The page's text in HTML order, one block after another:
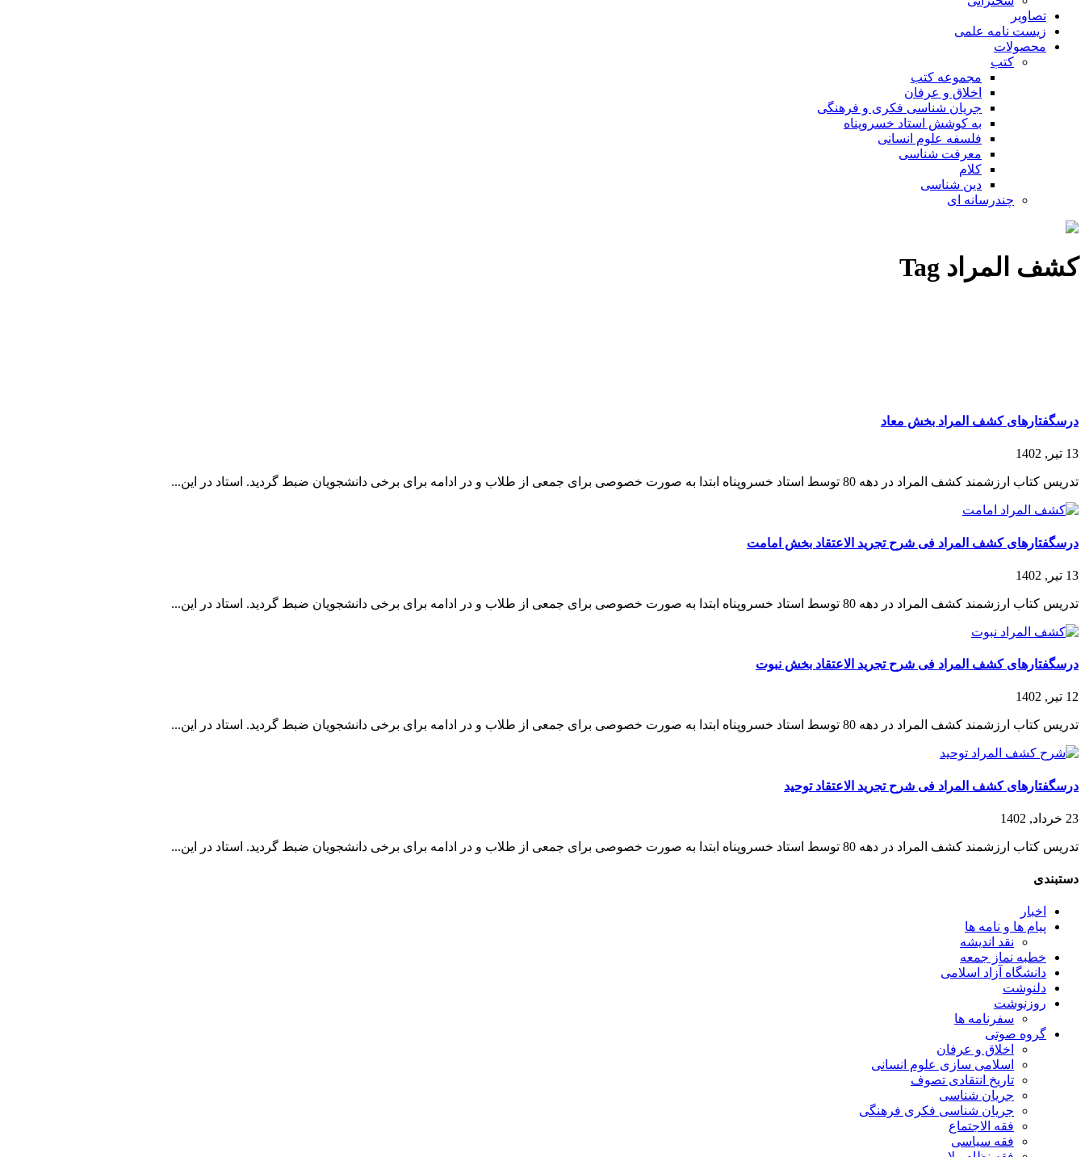
تصاویر
زیست نامه علمی
محصولات
کتب
مجموعه کتب
اخلاق و عرفان
جریان شناسی فکری و فرهنگی
به کوشش استاد خسروپناه
فلسفه علوم انسانی
معرفت شناسی
کلام
دین شناسی
چندرسانه ای
کشف المراد Tag
درسگفتارهای کشف المراد بخش معاد
13 تیر, 1402
تدریس کتاب ارزشمند کشف المراد در دهه 80 توسط استاد خسروپناه ابتدا به صورت خصوصی برای جمعی از طلاب و در ادامه برای برخی دانشجویان ضبط گردید. استاد در این...
درسگفتارهای کشف المراد فی شرح تجرید الاعتقاد بخش امامت
13 تیر, 1402
تدریس کتاب ارزشمند کشف المراد در دهه 80 توسط استاد خسروپناه ابتدا به صورت خصوصی برای جمعی از طلاب و در ادامه برای برخی دانشجویان ضبط گردید. استاد در این...
درسگفتارهای کشف المراد فی شرح تجرید الاعتقاد بخش نبوت
12 تیر, 1402
تدریس کتاب ارزشمند کشف المراد در دهه 80 توسط استاد خسروپناه ابتدا به صورت خصوصی برای جمعی از طلاب و در ادامه برای برخی دانشجویان ضبط گردید. استاد در این...
درسگفتارهای کشف المراد فی شرح تجرید الاعتقاد توحید
23 خرداد, 1402
تدریس کتاب ارزشمند کشف المراد در دهه 80 توسط استاد خسروپناه ابتدا به صورت خصوصی برای جمعی از طلاب و در ادامه برای برخی دانشجویان ضبط گردید. استاد در این...
دستبندی
اخبار
پیام ها و نامه ها
نقد اندیشه
خطبه نماز جمعه
دانشگاه آزاد اسلامی
دلنوشت
روزنوشت
سفرنامه ها
گروه صوتی
اخلاق و عرفان
اسلامی سازی علوم انسانی
تاریخ انتقادی تصوف
جریان شناسی
جریان شناسی فکری فرهنگی
فقه الاجتماع
فقه سیاسی